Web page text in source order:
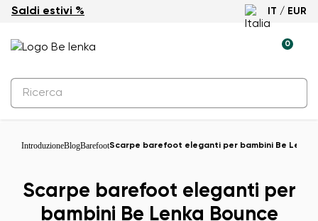
Saldi estivi % IT / EUR
0
IntroduzioneBlogBarefootScarpe barefoot eleganti per bambini Be Lenka
Scarpe barefoot eleganti per
bambini Be Lenka Bounce